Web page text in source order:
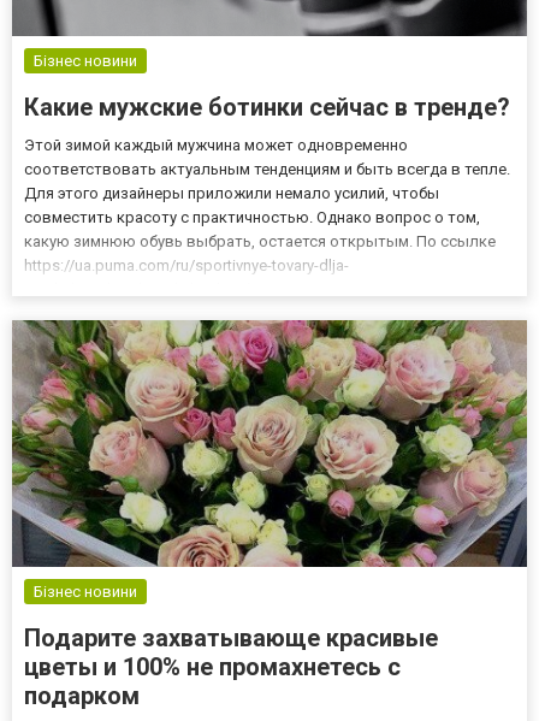
Бізнес новини
Какие мужские ботинки сейчас в тренде?
Этой зимой каждый мужчина может одновременно
соответствовать актуальным тенденциям и быть всегда в тепле.
Для этого дизайнеры приложили немало усилий, чтобы
совместить красоту с практичностью. Однако вопрос о том,
какую зимнюю обувь выбрать, остается открытым. По ссылке
https://ua.puma.com/ru/sportivnye-tovary-dlja-
модель подойдет вам лучше всего в...
Бізнес новини
Подарите захватывающе красивые
цветы и 100% не промахнетесь с
подарком